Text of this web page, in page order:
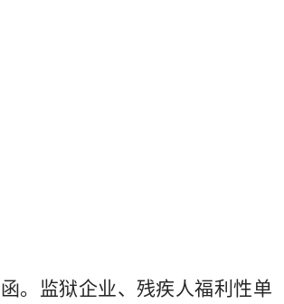
。监狱企业、残疾人福利性单